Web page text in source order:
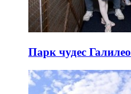
Парк чудес Галилео